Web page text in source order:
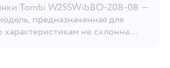
Открыть вопрос
Tombi W25SWibBO-208-08 —
предназначенная для
не склонна